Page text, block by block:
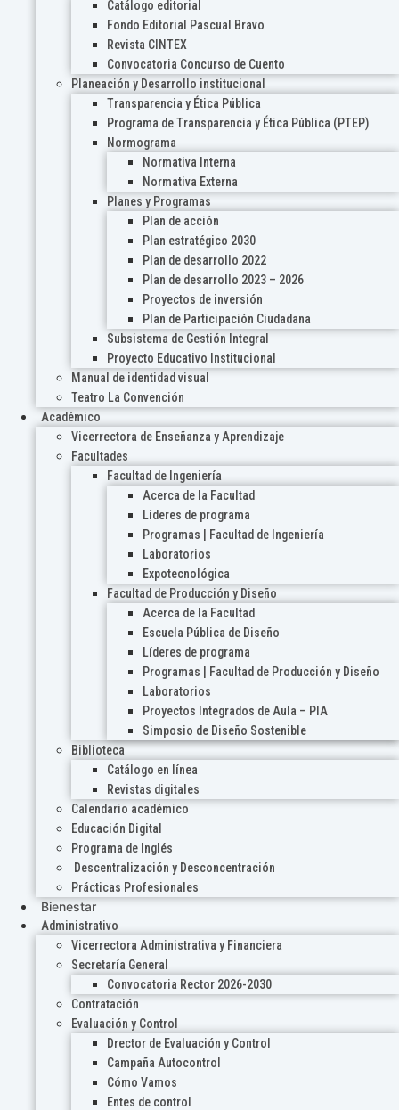
Catálogo editorial
Fondo Editorial Pascual Bravo
Revista CINTEX
Convocatoria Concurso de Cuento
Planeación y Desarrollo institucional
Transparencia y Ética Pública
Programa de Transparencia y Ética Pública (PTEP)
Normograma
Normativa Interna
Normativa Externa
Planes y Programas
Plan de acción
Plan estratégico 2030
Plan de desarrollo 2022
Plan de desarrollo 2023 – 2026
Proyectos de inversión
Plan de Participación Ciudadana
Subsistema de Gestión Integral
Proyecto Educativo Institucional
Manual de identidad visual
Teatro La Convención
Académico
Vicerrectora de Enseñanza y Aprendizaje
Facultades
Facultad de Ingeniería
Acerca de la Facultad
Líderes de programa
Programas | Facultad de Ingeniería
Laboratorios
Expotecnológica
Facultad de Producción y Diseño
Acerca de la Facultad
Escuela Pública de Diseño
Líderes de programa
Programas | Facultad de Producción y Diseño
Laboratorios
Proyectos Integrados de Aula – PIA
Simposio de Diseño Sostenible
Biblioteca
Catálogo en línea
Revistas digitales
Calendario académico
Educación Digital
Programa de Inglés
Descentralización y Desconcentración
Prácticas Profesionales
Bienestar
Administrativo
Vicerrectora Administrativa y Financiera
Secretaría General
Convocatoria Rector 2026-2030
Contratación
Evaluación y Control
Drector de Evaluación y Control
Campaña Autocontrol
Cómo Vamos
Entes de control